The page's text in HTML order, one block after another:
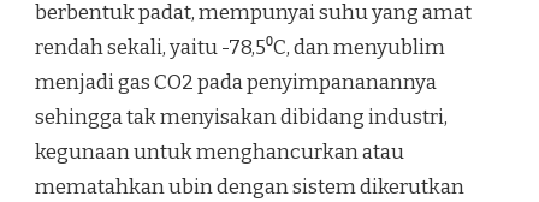
berbentuk padat, mempunyai suhu yang amat
rendah sekali, yaitu -78,5⁰C, dan menyublim
menjadi gas CO2 pada penyimpananannya
sehingga tak menyisakan dibidang industri,
kegunaan untuk menghancurkan atau
mematahkan ubin dengan sistem dikerutkan